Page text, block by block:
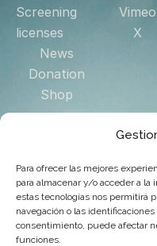
Para ofrecer las mejores
para almacenar y/o acceder a
estas tecnologías nos permitirá
navegación o las
consentimiento, puede afectar
funciones.
Screening
licenses
News
Donation
Shop
Vimeo
X
© 2025 Goya
Web